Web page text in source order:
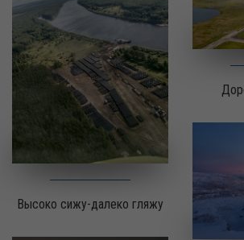
Высоко сижу-далеко гляжу